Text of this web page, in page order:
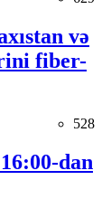
və
fiber-
528
dan